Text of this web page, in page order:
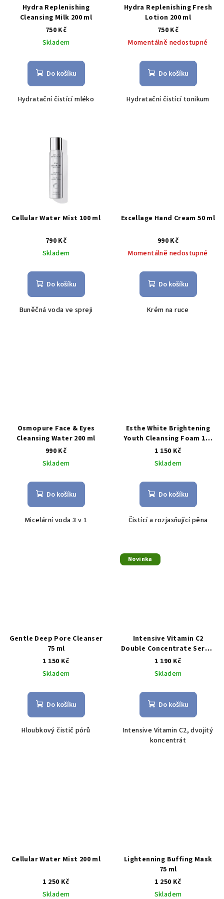
Hydra Replenishing
Cleansing Milk 200 ml
750 Kč
Skladem
Do košíku
Hydratační čistící mléko
Hydra Replenishing Fresh
Lotion 200 ml
750 Kč
Momentálně nedostupné
Do košíku
Hydratační čistící tonikum
Cellular Water Mist 100 ml
790 Kč
Skladem
Do košíku
Buněčná voda ve spreji
Excellage Hand Cream 50 ml
990 Kč
Momentálně nedostupné
Do košíku
Krém na ruce
Osmopure Face & Eyes
Cleansing Water 200 ml
990 Kč
Skladem
Do košíku
Micelární voda 3 v 1
Esthe White Brightening
Youth Cleansing Foam 150
ml
1 150 Kč
Skladem
Do košíku
Čistící a rozjasňující pěna
Gentle Deep Pore Cleanser
75 ml
1 150 Kč
Skladem
Do košíku
Hloubkový čistič pórů
Novinka
Intensive Vitamin C2
Double Concentrate Serum
10 ml
1 190 Kč
Skladem
Do košíku
Intensive Vitamin C2, dvojitý
koncentrát
Cellular Water Mist 200 ml
1 250 Kč
Skladem
Lightenning Buffing Mask
75 ml
1 250 Kč
Skladem